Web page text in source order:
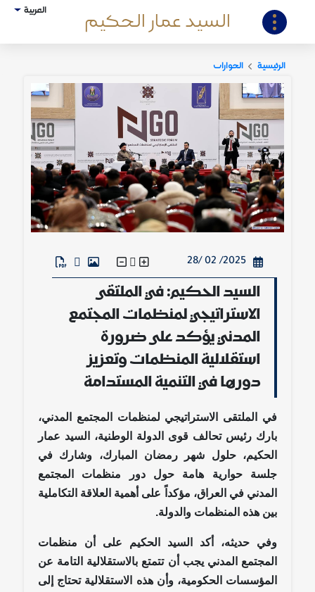
العربية السيد عمار الحكيم
الرئيسية الحوارات
2025/ 02 /28
السيد الحكيم: في الملتقى
الاستراتيجي لمنظمات المجتمع
المدني يؤكد على ضرورة
استقلالية المنظمات وتعزيز
دورها في التنمية المستدامة
في الملتقى الاستراتيجي لمنظمات المجتمع المدني،
بارك رئيس تحالف قوى الدولة الوطنية، السيد عمار
الحكيم، حلول شهر رمضان المبارك، وشارك في
جلسة حوارية هامة حول دور منظمات المجتمع
المدني في العراق، مؤكداً على أهمية العلاقة التكاملية
بين هذه المنظمات والدولة.
وفي حديثه، أكد السيد الحكيم على أن منظمات
المجتمع المدني يجب أن تتمتع بالاستقلالية التامة عن
المؤسسات الحكومية، وأن هذه الاستقلالية تحتاج إلى